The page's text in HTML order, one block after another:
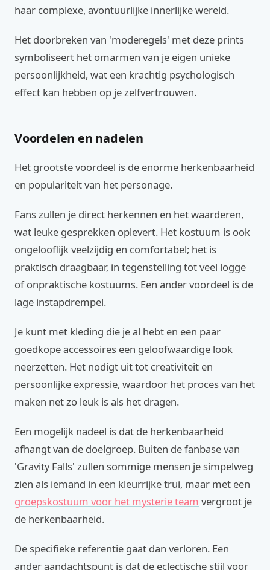
haar complexe, avontuurlijke innerlijke wereld.
Het doorbreken van 'moderegels' met deze prints
symboliseert het omarmen van je eigen unieke
persoonlijkheid, wat een krachtig psychologisch
effect kan hebben op je zelfvertrouwen.
Voordelen en nadelen
Het grootste voordeel is de enorme herkenbaarheid
en populariteit van het personage.
Fans zullen je direct herkennen en het waarderen,
wat leuke gesprekken oplevert. Het kostuum is ook
ongelooflijk veelzijdig en comfortabel; het is
praktisch draagbaar, in tegenstelling tot veel logge
of onpraktische kostuums. Een ander voordeel is de
lage instapdrempel.
Je kunt met kleding die je al hebt en een paar
goedkope accessoires een geloofwaardige look
neerzetten. Het nodigt uit tot creativiteit en
persoonlijke expressie, waardoor het proces van het
maken net zo leuk is als het dragen.
Een mogelijk nadeel is dat de herkenbaarheid
afhangt van de doelgroep. Buiten de fanbase van
'Gravity Falls' zullen sommige mensen je simpelweg
zien als iemand in een kleurrijke trui, maar met een
groepskostuum voor het mysterie team vergroot je
de herkenbaarheid.
De specifieke referentie gaat dan verloren. Een
ander aandachtspunt is dat de eclectische stijl voor